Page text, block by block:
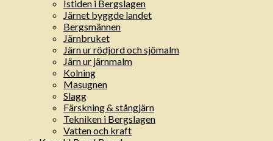
Istiden i Bergslagen
Järnet byggde landet
Bergsmännen
Järnbruket
Järn ur rödjord och sjömalm
Järn ur järnmalm
Kolning
Masugnen
Slagg
Färskning & stångjärn
Tekniken i Bergslagen
Vatten och kraft